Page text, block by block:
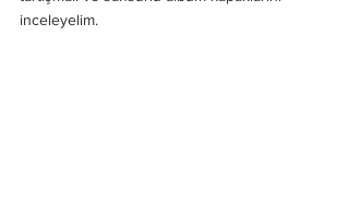
inceleyelim.